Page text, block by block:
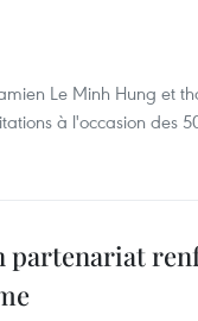
Le Minh Hung et
à l'occasion des
partenariat